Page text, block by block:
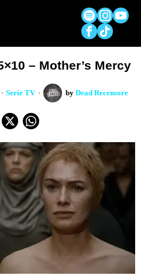
– Mother’s Mercy
· Serie TV by Dead Recensore